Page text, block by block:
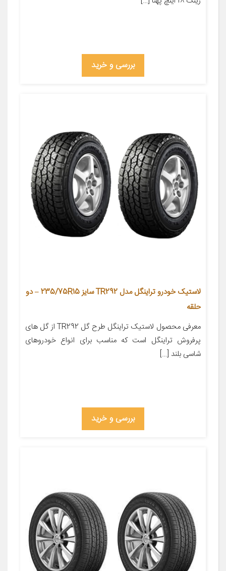
بررسی و خرید
لاستیک خودرو تراینگل مدل TR292 سایز 235/75R15 – دو
حلقه
معرفی محصول لاستیک تراینگل طرح گل TR292 از گل های
پرفروش تراینگل است که مناسب برای انواع خودروهای
شاسی بلند […]
بررسی و خرید